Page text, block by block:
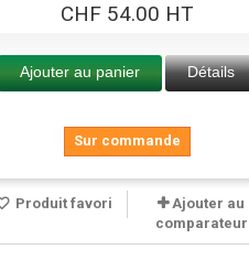
CHF 54.00 HT
Ajouter au panier Détails
Sur commande
Produit favori
Ajouter au
comparateur